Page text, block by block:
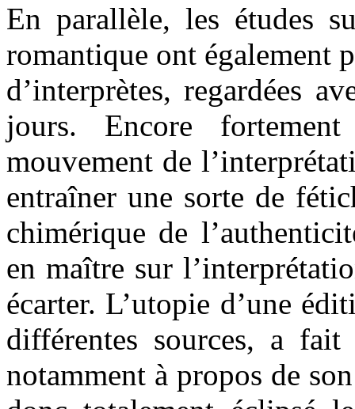
En parallèle, les études
romantique ont également
d’interprètes, regardées
jours. Encore
mouvement de
entraîner une sorte de
chimérique de
en maître sur
écarter. L’utopie d’une
différentes sources, a fait
notamment à propos de